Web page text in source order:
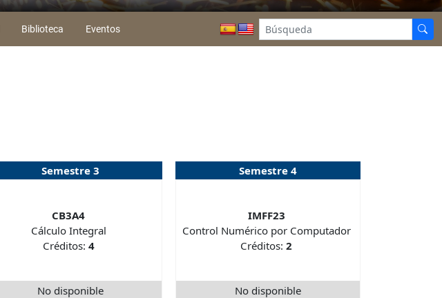
Biblioteca Eventos
Semestre 3
CB3A4
Cálculo Integral
Créditos: 4
No disponible
Semestre 4
IMFF23
Control Numérico por Computador
Créditos:2
No disponible